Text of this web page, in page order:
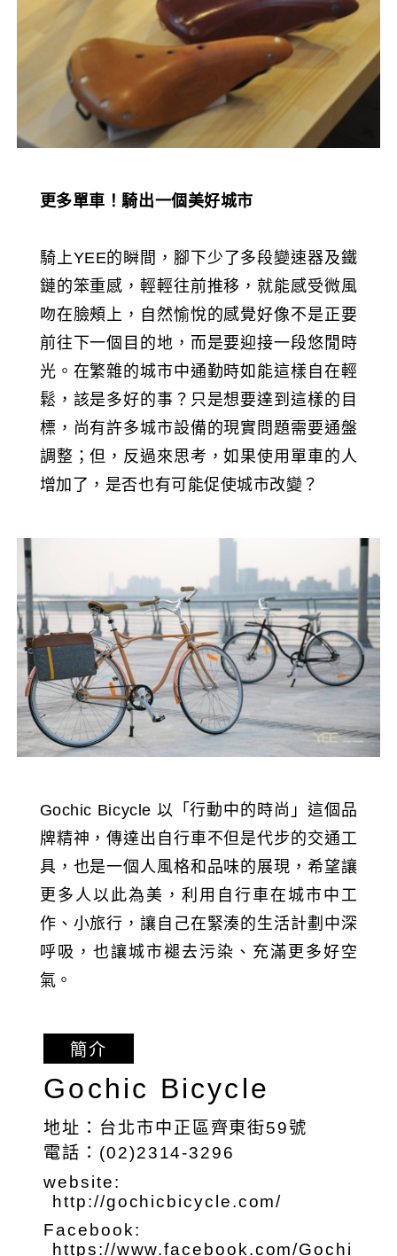
更多單車！騎出一個美好城市
騎上YEE的瞬間，腳下少了多段變速器及鐵
鏈的笨重感，輕輕往前推移，就能感受微風
吻在臉頰上，自然愉悅的感覺好像不是正要
前往下一個目的地，而是要迎接一段悠閒時
光。在繁雜的城市中通勤時如能這樣自在輕
鬆，該是多好的事？只是想要達到這樣的目
標，尚有許多城市設備的現實問題需要通盤
調整；但，反過來思考，如果使用單車的人
增加了，是否也有可能促使城市改變？
Gochic Bicycle 以「行動中的時尚」這個品
牌精神，傳達出自行車不但是代步的交通工
具，也是一個人風格和品味的展現，希望讓
更多人以此為美，利用自行車在城市中工
作、小旅行，讓自己在緊湊的生活計劃中深
呼吸，也讓城市褪去污染、充滿更多好空
氣。
簡介
Gochic Bicycle
地址：台北市中正區齊東街59號
電話：(02)2314-3296
website:
http://gochicbicycle.com/
Facebook:
https://www.facebook.com/Gochi